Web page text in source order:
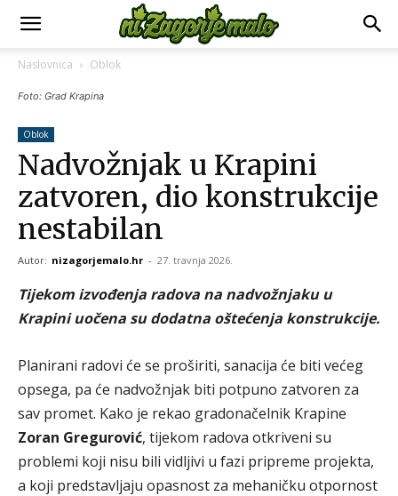
Naslovnica Oblok
Foto: Grad Krapina
Oblok
Nadvožnjak u Krapini
zatvoren, dio konstrukcije
nestabilan
Autor: nizagorjemalo.hr - 27. travnja 2026.
Tijekom izvođenja radova na nadvožnjaku u
Krapini uočena su dodatna oštećenja konstrukcije.
Planirani radovi će se proširiti, sanacija će biti većeg
opsega, pa će nadvožnjak biti potpuno zatvoren za
sav promet. Kako je rekao gradonačelnik Krapine
Zoran Gregurović, tijekom radova otkriveni su
problemi koji nisu bili vidljivi u fazi pripreme projekta,
a koji predstavljaju opasnost za mehaničku otpornost